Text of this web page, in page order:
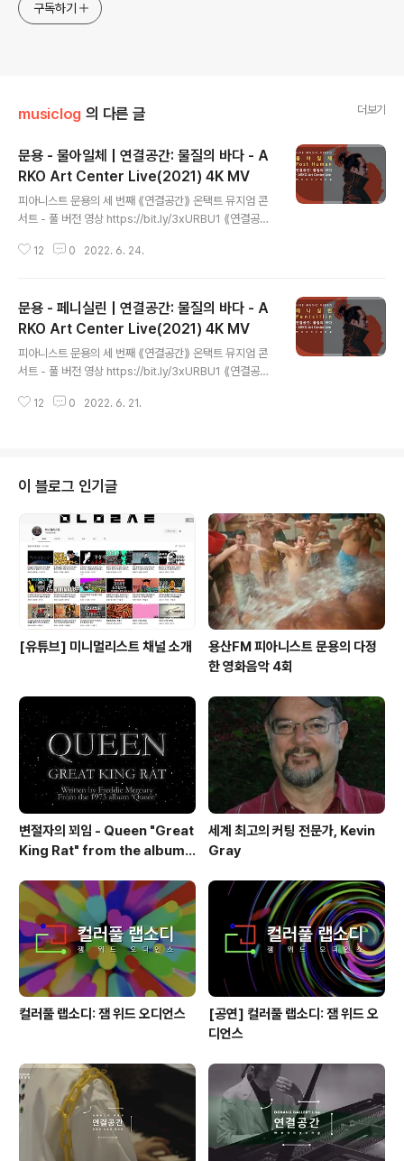
구독하기
musiclog 의 다른 글 더보기
문용 - 물아일체 | 연결공간: 물질의 바다 - A
RKO Art Center Live(2021) 4K MV
피아니스트 문용의 세 번째 ⟪연결공간⟫ 온택트 뮤지엄 콘
서트 - 풀 버전 영상 https://bit.ly/3xURBU1 ⟪연결공간:
이 https://spoti.fi/3anJhoo 애플뮤직 https://apple.
유영균 STUDIO2F 음향 곽동준 K SOUND 촬영 유영균,
서두리 촬영보조 임오성, 최인성 영상 재편집 문용(moon
yong) [ 전시 ] 아르코미술관 ⟪횡단하는 물질의 세계⟫ 𝓝
𝓸𝓽𝓱𝓲𝓷𝓰 𝙈𝙖𝙠𝙚𝙨 𝐼𝑡𝑠𝑒𝑙𝑓 2021. 9.17 - 12.12 [ 공연 협력
] 큐레이터 차승주 코디네이터 이시재 인턴 ..
12 0 2022. 6. 24.
문용 - 페니실린 | 연결공간: 물질의 바다 - A
RKO Art Center Live(2021) 4K MV
피아니스트 문용의 세 번째 ⟪연결공간⟫ 온택트 뮤지엄 콘
서트 - 풀 버전 영상 https://bit.ly/3xURBU1 ⟪연결공간:
이 https://spoti.fi/3anJhoo 애플뮤직 https://apple.
서두리 촬영보조 임오성, 최인성 영상 재편집 문용(moon
yong) [ 전시 ] 아르코미술관 ⟪횡단하는 물질의 세계⟫ 𝓝
𝓸𝓽𝓱𝓲𝓷𝓰 𝙈𝙖𝙠𝙚𝙨 𝐼𝑡𝑠𝑒𝑙𝑓 2021. 9.17 - 12.12 [ 공연 협력
] 큐레이터 차승주 코디네이터 이시재 인턴 ..
12 0 2022. 6. 21.
이 블로그 인기글
[유튜브] 미니멀리스트 채널 소개
용산FM 피아니스트 문용의 다정
한 영화음악 4회
변절자의 꾀임 - Queen "Great
King Rat" from the album
세계 최고의 커팅 전문가, Kevin
Gray
컬러풀 랩소디: 잼 위드 오디언스
[공연] 컬러풀 랩소디: 잼 위드 오
디언스